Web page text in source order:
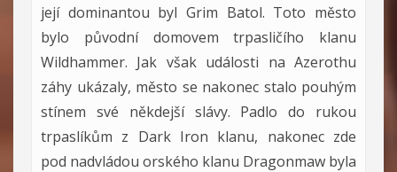
její dominantou byl Grim Batol. Toto město
bylo původní domovem trpasličího klanu
Wildhammer. Jak však události na Azerothu
záhy ukázaly, město se nakonec stalo pouhým
stínem své někdejší slávy. Padlo do rukou
trpaslíkům z Dark Iron klanu, nakonec zde
pod nadvládou orského klanu Dragonmaw byla